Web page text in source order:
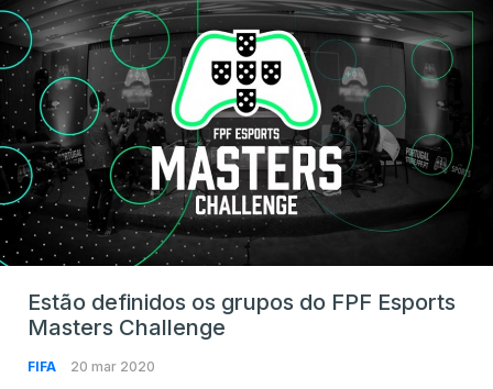
Estão definidos os grupos do FPF Esports
Masters Challenge
FIFA 20 mar 2020